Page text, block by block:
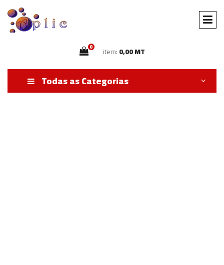
0 item:0,00 MT
Todas as Categorias